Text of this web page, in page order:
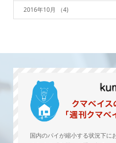
2016年10月 （4)
国内のパイが縮小する状況下に